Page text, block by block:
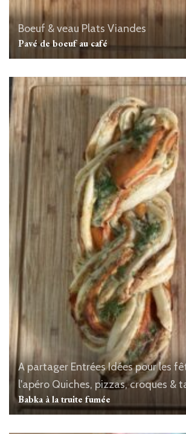
Boeuf & veau Plats Viandes
Pavé de boeuf au café
A partager Entrées Idées pour les
l'apéro Quiches, pizzas, croques &
Babka à la truite fumée